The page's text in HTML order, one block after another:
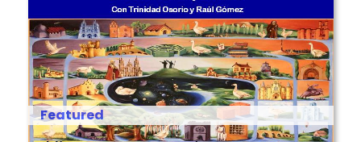
Featured